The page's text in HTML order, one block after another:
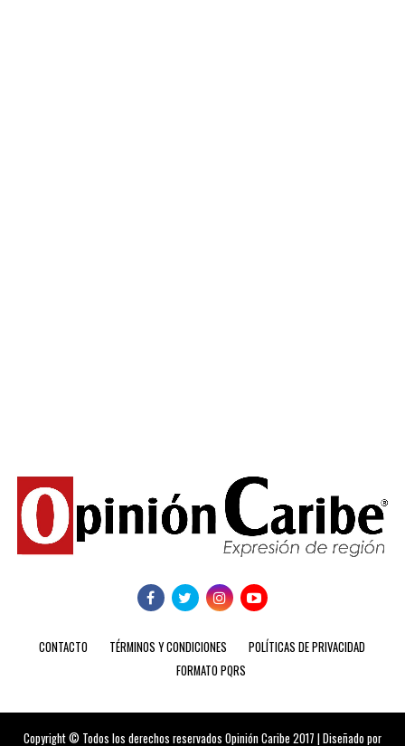
CONTACTO TÉRMINOS Y CONDICIONES
POLÍTICAS DE PRIVACIDAD
FORMATO PQRS
Copyright © Todos los derechos reservados Opinión Caribe 2017 | Diseñado por